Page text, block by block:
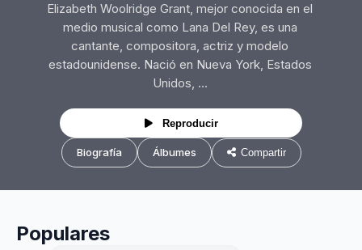
Elizabeth Woolridge Grant, mejor conocida en el
medio musical como Lana Del Rey, es una
cantante, compositora, actriz y modelo
estadounidense. Nació en Nueva York, Estados
Unidos, ...
Reproducir
Biografía Álbumes Compartir
Populares